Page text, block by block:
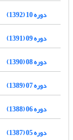
دوره 10 (1392)
دوره 09 (1391)
دوره 08 (1390)
دوره 07 (1389)
دوره 06 (1388)
دوره 05 (1387)